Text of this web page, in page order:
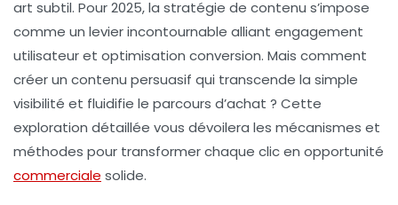
art subtil. Pour 2025, la stratégie de contenu s’impose
comme un levier incontournable alliant engagement
utilisateuret optimisation conversion. Mais comment
créer un contenu persuasif qui transcende la simple
visibilité et fluidifie le parcours d’achat ? Cette
exploration détaillée vous dévoilera les mécanismes et
méthodes pour transformer chaque clic en opportunité
commerciale solide.